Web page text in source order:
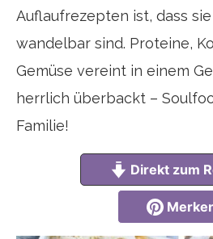
Auflaufrezepten ist, dass
wandelbar sind. Proteine,
Gemüse vereint in einem
herrlich überbackt –
Familie!
Direkt zum